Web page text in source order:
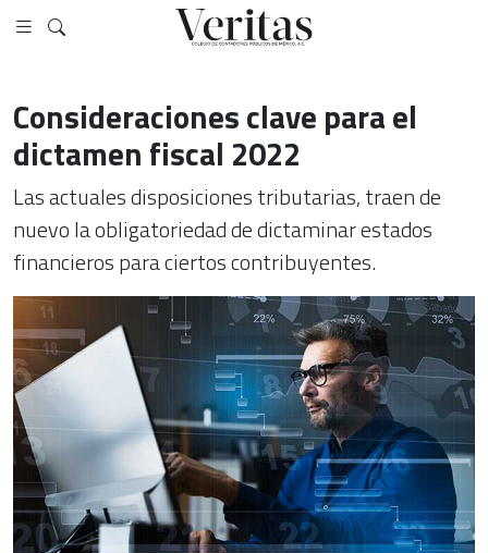
Consideraciones clave para el
dictamen fiscal 2022
Las actuales disposiciones tributarias, traen de
nuevo la obligatoriedad de dictaminar estados
financieros para ciertos contribuyentes.